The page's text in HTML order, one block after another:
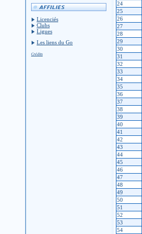
Licenciés
Clubs
Ligues
Les liens du Go
Crédits
24
25
26
27
28
29
30
31
32
33
34
35
36
37
38
39
40
41
42
43
44
45
46
47
48
49
50
51
52
53
54